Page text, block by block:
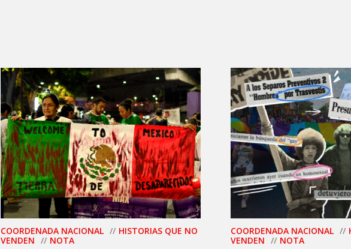
COORDENADA NACIONAL
HISTORIAS QUE NO
VENDEN
NOTA
COORDENADA NACIONAL
VENDEN
NOTA